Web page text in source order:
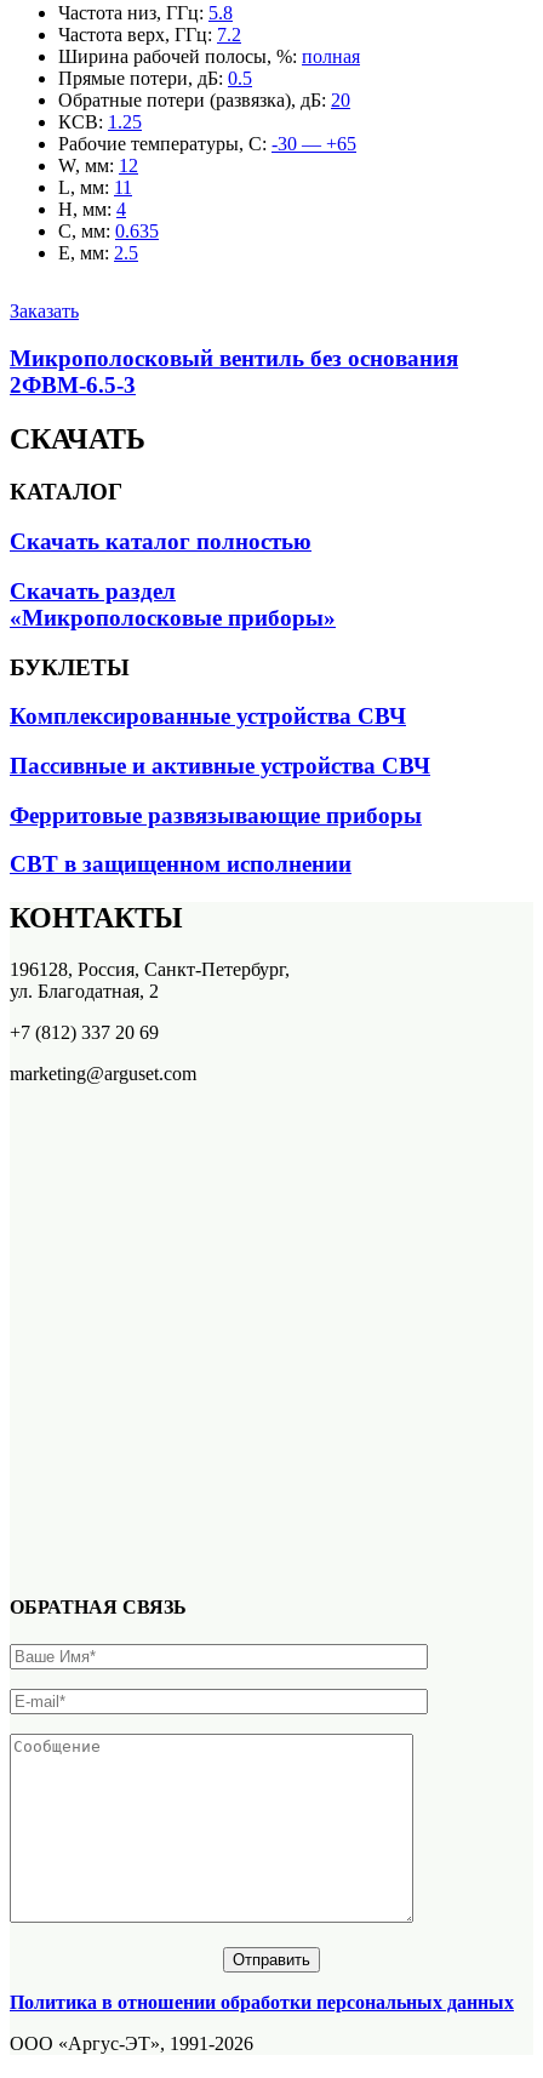
Частота низ, ГГц: 5.8
Частота верх, ГГц: 7.2
Ширина рабочей полосы, %: полная
Прямые потери, дБ: 0.5
Обратные потери (развязка), дБ: 20
КСВ: 1.25
Рабочие температуры, С: -30 — +65
W, мм: 12
L, мм: 11
H, мм: 4
C, мм: 0.635
E, мм: 2.5
Заказать
Микрополосковый вентиль без основания
2ФВМ-6.5-3
СКАЧАТЬ
КАТАЛОГ
Скачать каталог полностью
Скачать раздел
«Микрополосковые приборы»
БУКЛЕТЫ
Комплексированные устройства СВЧ
Пассивные и активные устройства СВЧ
Ферритовые развязывающие приборы
СВТ в защищенном исполнении
КОНТАКТЫ
196128, Россия, Санкт-Петербург,
ул. Благодатная, 2
+7 (812) 337 20 69
marketing@arguset.com
ОБРАТНАЯ СВЯЗЬ
Политика в отношении обработки персональных данных
ООО «Аргус-ЭТ», 1991-2026